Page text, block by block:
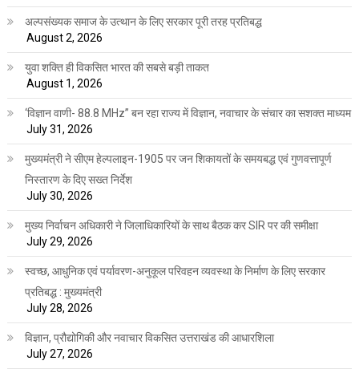
अल्पसंख्यक समाज के उत्थान के लिए सरकार पूरी तरह प्रतिबद्ध
August 2, 2026
युवा शक्ति ही विकसित भारत की सबसे बड़ी ताकत
August 1, 2026
‘विज्ञान वाणी- 88.8 MHz” बन रहा राज्य में विज्ञान, नवाचार के संचार का सशक्त माध्यम
July 31, 2026
मुख्यमंत्री ने सीएम हेल्पलाइन-1905 पर जन शिकायतों के समयबद्ध एवं गुणवत्तापूर्ण
निस्तारण के दिए सख्त निर्देश
July 30, 2026
मुख्य निर्वाचन अधिकारी ने जिलाधिकारियों के साथ बैठक कर SIR पर की समीक्षा
July 29, 2026
स्वच्छ, आधुनिक एवं पर्यावरण-अनुकूल परिवहन व्यवस्था के निर्माण के लिए सरकार
प्रतिबद्ध : मुख्यमंत्री
July 28, 2026
विज्ञान, प्रौद्योगिकी और नवाचार विकसित उत्तराखंड की आधारशिला
July 27, 2026